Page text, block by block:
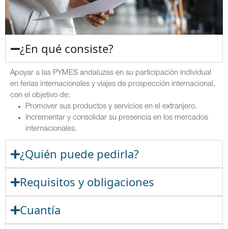
¿En qué consiste?
Apoyar a las PYMES andaluzas en su participación individual
en ferias internacionales y viajes de prospección internacional,
con el objetivo de:
Promover sus productos y servicios en el extranjero.
Incrementar y consolidar su presencia en los mercados
internacionales.
¿Quién puede pedirla?
Requisitos y obligaciones
Cuantía